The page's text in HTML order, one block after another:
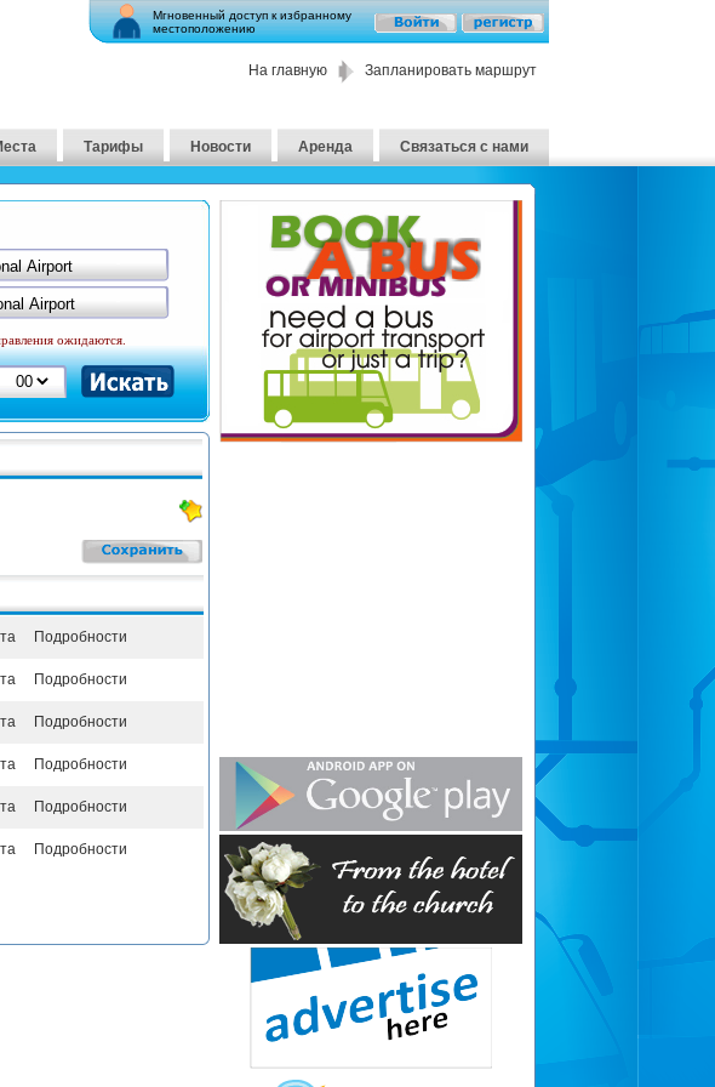
Мгновенный доступ к избранному
местоположению
На главную Запланировать маршрут
Тарифы Новости Аренда Связаться с нами
ожидаются.
Подробности
Подробности
Подробности
Подробности
Подробности
Подробности